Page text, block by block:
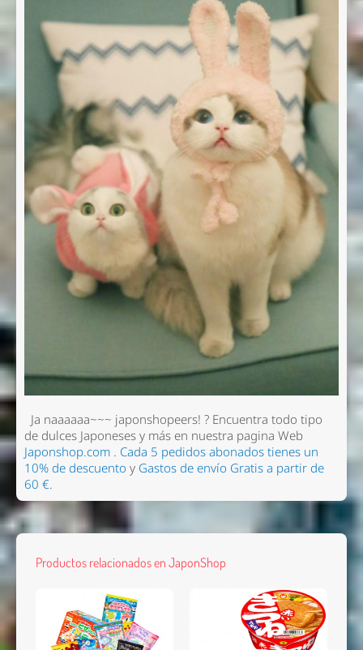
Ja naaaaaa~~~ japonshopeers! ? Encuentra todo tipo
de dulces Japoneses y más en nuestra pagina Web
Japonshop.com. Cada 5 pedidos abonados tienes un
10% de descuento y Gastos de envío Gratis a partir de
60 €.
Productos relacionados en JaponShop